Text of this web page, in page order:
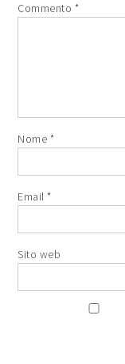
Commento *
Nome *
Email*
Sito web